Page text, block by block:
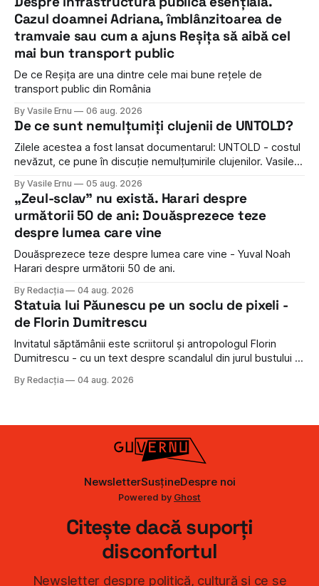
Cazul doamnei Adriana, îmblânzitoarea de
tramvaie sau cum a ajuns Reșița să aibă cel
mai bun transport public
De ce Reșița are una dintre cele mai bune rețele de
transport public din România
By Vasile Ernu 06 aug. 2026
De ce sunt nemulțumiți clujenii de UNTOLD?
Zilele acestea a fost lansat documentarul: UNTOLD - costul
nevăzut, ce pune în discuție nemulțumirile clujenilor. Vasile
sunt nemulțumiți clujenii de Untold și ce propun?
By Vasile Ernu 05 aug. 2026
„Zeul-sclav" nu există. Harari despre
următorii 50 de ani: Douăsprezece teze
despre lumea care vine
Douăsprezece teze despre lumea care vine - Yuval Noah
Harari despre următorii 50 de ani.
By Redacția 04 aug. 2026
Statuia lui Păunescu pe un soclu de pixeli -
de Florin Dumitrescu
Invitatul săptămânii este scriitorul şi antropologul Florin
Dumitrescu - cu un text despre scandalul din jurul bustului lui
By Redacția 04 aug. 2026
NewsletterSusțineDespre noi
Powered by Ghost
Citește dacă suporți
disconfortul
Newsletter despre politică, cultură și ce se